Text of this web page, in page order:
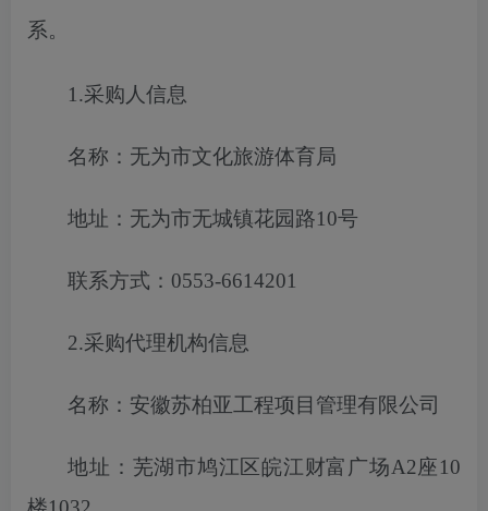
系。
1.采购人信息
名称：无为市文化旅游体育局
地址：无为市无城镇花园路10号
联系方式：0553-6614201
2.采购代理机构信息
名称：安徽苏柏亚工程项目管理有限公司
地址：芜湖市鸠江区皖江财富广场A2座10